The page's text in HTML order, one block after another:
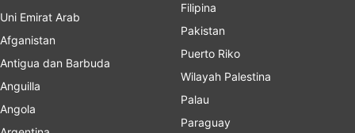
Uni Emirat Arab
Afganistan
Antigua dan Barbuda
Anguilla
Angola
Filipina
Pakistan
Puerto Riko
Wilayah Palestina
Palau
Paraguay